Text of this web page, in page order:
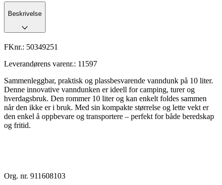
Beskrivelse
FKnr.: 50349251
Leverandørens varenr.: 11597
Sammenleggbar, praktisk og plassbesvarende vanndunk på 10 liter.
Denne innovative vanndunken er ideell for camping, turer og
hverdagsbruk. Den rommer 10 liter og kan enkelt foldes sammen
når den ikke er i bruk. Med sin kompakte størrelse og lette vekt er
den enkel å oppbevare og transportere – perfekt for både beredskap
og fritid.
Org. nr. 911608103